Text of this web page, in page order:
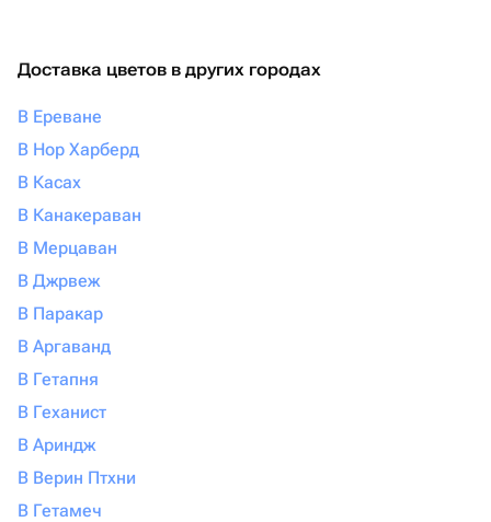
Доставка цветов в других городах
В Ереване
В Нор Харберд
В Касах
В Канакераван
В Мерцаван
В Джрвеж
В Паракар
В Аргаванд
В Гетапня
В Геханист
В Ариндж
В Верин Птхни
В Гетамеч